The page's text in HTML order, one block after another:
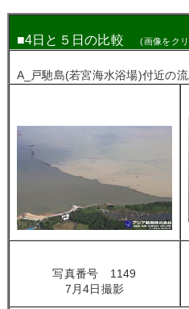
■4日と５日の比較 (画像をク
A_戸馳島(若宮海水浴場)付近の
写真番号 1149
7月4日撮影